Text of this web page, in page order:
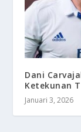
Dani
Ketekunan
Januari 3, 2026